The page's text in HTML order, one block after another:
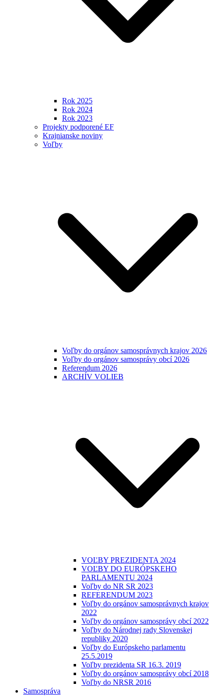
Rok 2025
Rok 2024
Rok 2023
Projekty podporené EF
Krajnianske noviny
Voľby
Voľby do orgánov samosprávnych krajov 2026
Voľby do orgánov samosprávy obcí 2026
Referendum 2026
ARCHÍV VOLIEB
VOĽBY PREZIDENTA 2024
VOĽBY DO EURÓPSKEHO
PARLAMENTU 2024
Voľby do NR SR 2023
REFERENDUM 2023
Voľby do orgánov samosprávnych krajov
2022
Voľby do orgánov samosprávy obcí 2022
Voľby do Národnej rady Slovenskej
republiky 2020
Voľby do Európskeho parlamentu
25.5.2019
Voľby prezidenta SR 16.3. 2019
Voľby do orgánov samosprávy obcí 2018
Voľby do NRSR 2016
Samospráva